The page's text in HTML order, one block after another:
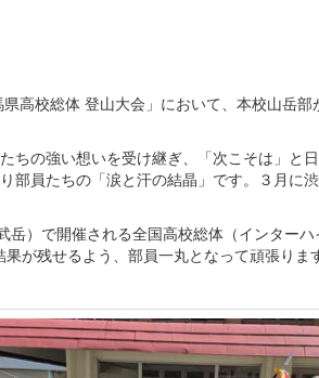
高校総体 登山大会」において、本校山岳部
ちの強い想いを受け継ぎ、「次こそは」と
部員たちの「涙と汗の結晶」です。３月に
）で開催される全国高校総体（インター
が残せるよう、部員一丸となって頑張ります